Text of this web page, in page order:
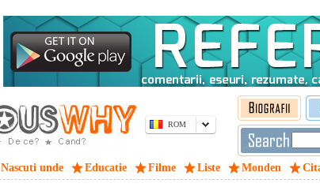
ROM
Nascuti unde Educatie Filme Liste Monden